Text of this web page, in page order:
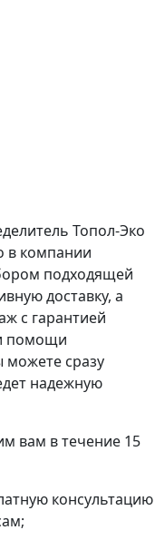
Топол-Эко
в компании
подходящей
доставку, а
с гарантией
помощи
можете сразу
надежную
вам в течение 15
консультацию